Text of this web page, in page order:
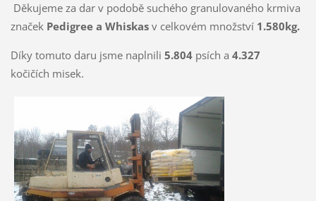
Děkujeme za dar v podobě suchého granulovaného krmiva
značek Pedigree a Whiskasv celkovém množství 1.580kg.
Díky tomuto daru jsme naplnili 5.804 psích a 4.327
kočičích misek.